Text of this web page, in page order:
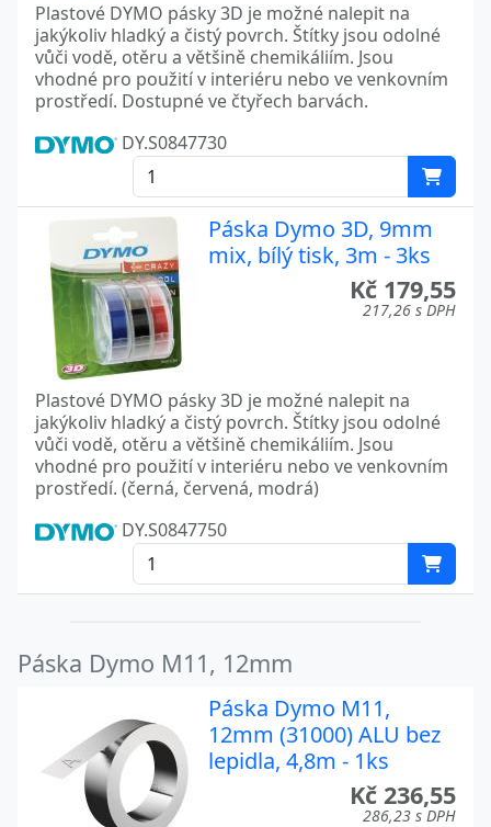
Plastové DYMO pásky 3D je možné nalepit na
jakýkoliv hladký a čistý povrch. Štítky jsou odolné
vůči vodě, otěru a většině chemikáliím. Jsou
vhodné pro použití v interiéru nebo ve venkovním
prostředí. Dostupné ve čtyřech barvách.
DY.S0847730
Páska Dymo 3D, 9mm
mix, bílý tisk, 3m - 3ks
Kč 179,55
217,26 s DPH
Plastové DYMO pásky 3D je možné nalepit na
jakýkoliv hladký a čistý povrch. Štítky jsou odolné
vůči vodě, otěru a většině chemikáliím. Jsou
vhodné pro použití v interiéru nebo ve venkovním
prostředí. (černá, červená, modrá)
DY.S0847750
Páska Dymo M11, 12mm
Páska Dymo M11,
12mm (31000) ALU bez
lepidla, 4,8m - 1ks
Kč 236,55
286,23 s DPH